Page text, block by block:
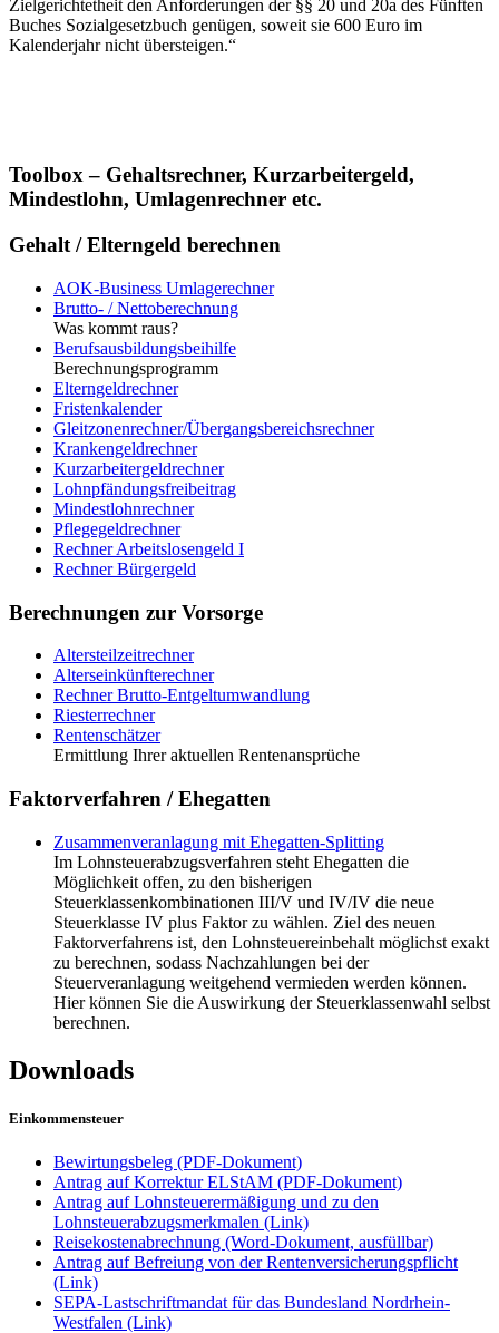
Zielgerichtetheit den Anforderungen der §§ 20 und 20a des Fünften
Buches Sozialgesetzbuch genügen, soweit sie 600 Euro im
Kalenderjahr nicht übersteigen.“
Toolbox – Gehaltsrechner, Kurzarbeitergeld,
Mindestlohn, Umlagenrechner etc.
Gehalt / Elterngeld berechnen
AOK-Business Umlagerechner
Brutto- / Nettoberechnung
Was kommt raus?
Berufsausbildungsbeihilfe
Berechnungsprogramm
Elterngeldrechner
Fristenkalender
Gleitzonenrechner/Übergangsbereichsrechner
Krankengeldrechner
Kurzarbeitergeldrechner
Lohnpfändungsfreibeitrag
Mindestlohnrechner
Pflegegeldrechner
Rechner Arbeitslosengeld I
Rechner Bürgergeld
Berechnungen zur Vorsorge
Altersteilzeitrechner
Alterseinkünfterechner
Rechner Brutto-Entgeltumwandlung
Riesterrechner
Rentenschätzer
Ermittlung Ihrer aktuellen Rentenansprüche
Faktorverfahren / Ehegatten
Zusammenveranlagung mit Ehegatten-Splitting
Im Lohnsteuerabzugsverfahren steht Ehegatten die
Möglichkeit offen, zu den bisherigen
Steuerklassenkombinationen III/V und IV/IV die neue
Steuerklasse IV plus Faktor zu wählen. Ziel des neuen
Faktorverfahrens ist, den Lohnsteuereinbehalt möglichst exakt
zu berechnen, sodass Nachzahlungen bei der
Steuerveranlagung weitgehend vermieden werden können.
Hier können Sie die Auswirkung der Steuerklassenwahl selbst
berechnen.
Downloads
Einkommensteuer
Bewirtungsbeleg (PDF-Dokument)
Antrag auf Korrektur ELStAM (PDF-Dokument)
Antrag auf Lohnsteuerermäßigung und zu den
Lohnsteuerabzugsmerkmalen (Link)
Reisekostenabrechnung (Word-Dokument, ausfüllbar)
Antrag auf Befreiung von der Rentenversicherungspflicht
(Link)
SEPA-Lastschriftmandat für das Bundesland Nordrhein-
Westfalen (Link)